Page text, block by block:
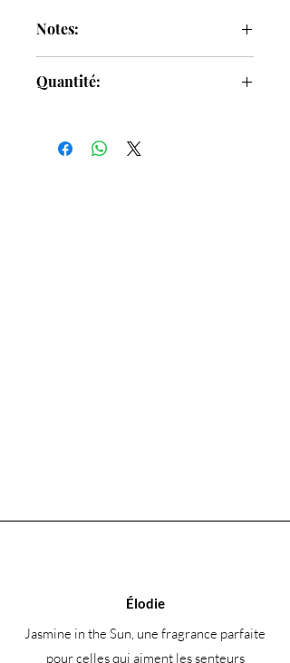
Notes:
Biscotti, Figues
Chocolats pralinés à la Rose, Clou de
Girofle
Quantité:
Élodie
Jasmine in the Sun, une fragrance parfaite
pour celles qui aiment les senteurs